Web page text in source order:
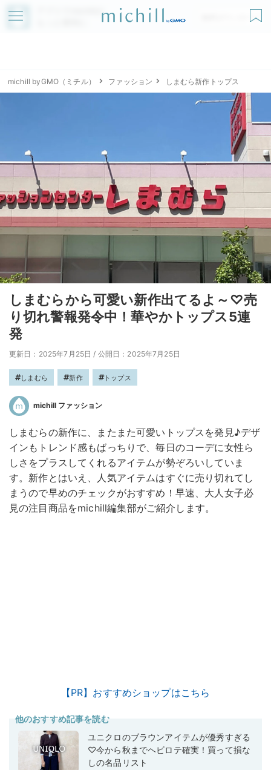
アプリでmichillが
無料ダウンロード
michill byGMO（ミチル） ファッション しまむら新作トップス
しまむらから可愛い新作出てるよ～♡売
り切れ警報発令中！華やかトップス5連
発
更新日：2025年7月25日 / 公開日：2025年7月25日
しまむら 新作 トップス
michill ファッション
しまむらの新作に、またまた可愛いトップスを発見♪デザ
インもトレンド感もばっちりで、毎日のコーデに女性ら
しさをプラスしてくれるアイテムが勢ぞろいしていま
す。新作とはいえ、人気アイテムはすぐに売り切れてし
まうので早めのチェックがおすすめ！早速、大人女子必
見の注目商品をmichill編集部がご紹介します。
【PR】おすすめショップはこちら
他のおすすめ記事を読む
ユニクロのブラウンアイテムが優秀すぎる
♡今から秋までヘビロテ確実！買って損な
しの名品リスト